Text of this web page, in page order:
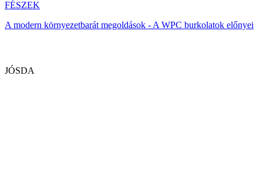
FÉSZEK
A modern környezetbarát megoldások - A WPC burkolatok előnyei
JÓSDA